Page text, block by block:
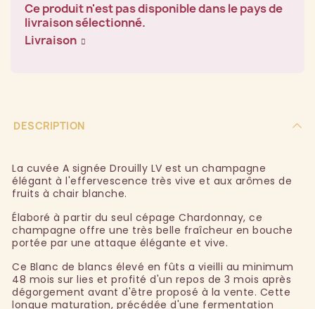
Ce produit n'est pas disponible dans le pays de
livraison sélectionné.
Livraison
DESCRIPTION
La cuvée A signée Drouilly LV est un champagne
élégant à l'effervescence très vive et aux arômes de
fruits à chair blanche.
Élaboré à partir du seul cépage Chardonnay, ce
champagne offre une très belle fraîcheur en bouche
portée par une attaque élégante et vive.
Ce Blanc de blancs élevé en fûts a vieilli au minimum
48 mois sur lies et profité d'un repos de 3 mois après
dégorgement avant d'être proposé à la vente. Cette
longue maturation, précédée d'une fermentation